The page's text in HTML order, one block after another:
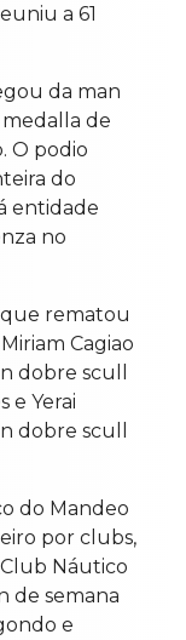
a 61
da man
de
O podio
do
entidade
no
rematou
Cagiao
dobre scull
e Yerai
dobre scull
do Mandeo
por clubs,
Náutico
de semana
e